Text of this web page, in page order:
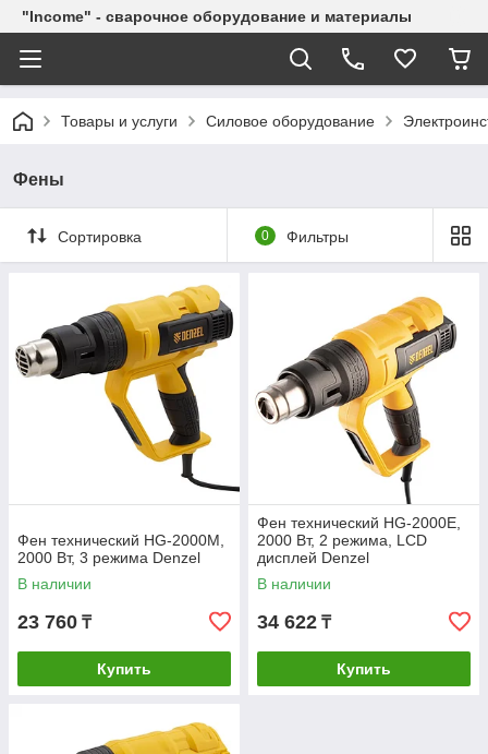
"Income" - сварочное оборудование и материалы
Товары и услуги Силовое оборудование
Фены
Сортировка 0 Фильтры
Фен технический HG-2000M,
2000 Вт, 3 режима Denzel
В наличии
23 760 ₸
Купить
Фен технический HG-2000E,
2000 Вт, 2 режима, LCD
дисплей Denzel
В наличии
34 622 ₸
Купить